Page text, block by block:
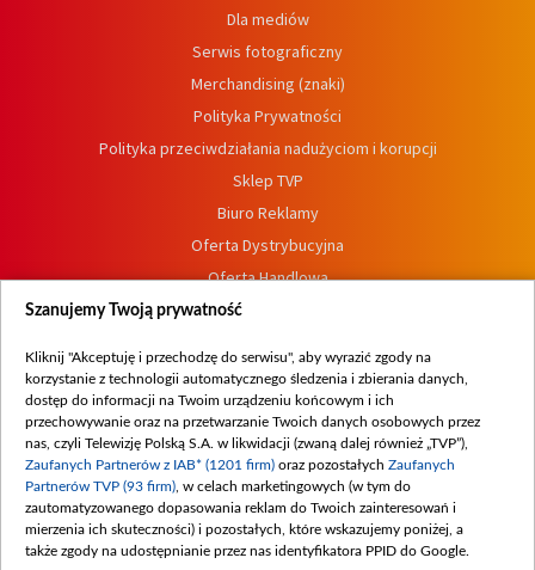
Dla mediów
Serwis fotograficzny
Merchandising (znaki)
Polityka Prywatności
Polityka przeciwdziałania nadużyciom i korupcji
Sklep TVP
Biuro Reklamy
Oferta Dystrybucyjna
Oferta Handlowa
Dostępność
Procedura zgłoszeń wewnętrznych
Szanujemy Twoją prywatność
Kliknij "Akceptuję i przechodzę do serwisu", aby wyrazić zgody na
korzystanie z technologii automatycznego śledzenia i zbierania danych,
dostęp do informacji na Twoim urządzeniu końcowym i ich
przechowywanie oraz na przetwarzanie Twoich danych osobowych przez
nas, czyli Telewizję Polską S.A. w likwidacji (zwaną dalej również „TVP”),
Zaufanych Partnerów z IAB* (1201 firm) oraz pozostałych Zaufanych
Partnerów TVP (93 firm) , w celach marketingowych (w tym do
zautomatyzowanego dopasowania reklam do Twoich zainteresowań i
mierzenia ich skuteczności) i pozostałych, które wskazujemy poniżej, a
także zgody na udostępnianie przez nas identyfikatora PPID do Google.